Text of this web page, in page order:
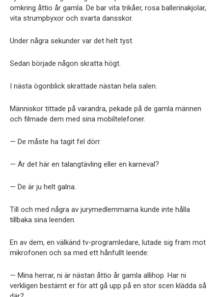
omkring åttio år gamla. De bar vita trikåer, rosa ballerinakjolar,
vita strumpbyxor och svarta dansskor.
Under några sekunder var det helt tyst.
Sedan började någon skratta högt.
I nästa ögonblick skrattade nästan hela salen.
Människor tittade på varandra, pekade på de gamla männen
och filmade dem med sina mobiltelefoner.
— De måste ha tagit fel dörr.
— Är det här en talangtävling eller en karneval?
— De är ju helt galna.
Till och med några av jurymedlemmarna kunde inte hålla
tillbaka sina leenden.
En av dem, en välkänd tv-programledare, lutade sig fram mot
mikrofonen och sa med ett hånfullt leende:
— Mina herrar, ni är nästan åttio år gamla allihop. Har ni
verkligen bestämt er för att gå upp på en stor scen klädda så